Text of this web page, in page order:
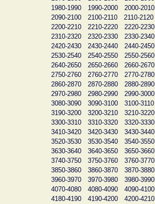
1980-1990
1990-2000 2000-2010
2090-2100
2100-2110 2110-2120
2200-2210
2210-2220 2220-2230
2310-2320
2320-2330 2330-2340
2420-2430
2430-2440 2440-2450
2530-2540
2540-2550 2550-2560
2640-2650
2650-2660 2660-2670
2750-2760
2760-2770 2770-2780
2860-2870
2870-2880 2880-2890
2970-2980
2980-2990 2990-3000
3080-3090
3090-3100 3100-3110
3190-3200
3200-3210 3210-3220
3300-3310
3310-3320 3320-3330
3410-3420
3420-3430 3430-3440
3520-3530
3530-3540 3540-3550
3630-3640
3640-3650 3650-3660
3740-3750
3750-3760 3760-3770
3850-3860
3860-3870 3870-3880
3960-3970
3970-3980 3980-3990
4070-4080
4080-4090 4090-4100
4180-4190
4190-4200 4200-4210